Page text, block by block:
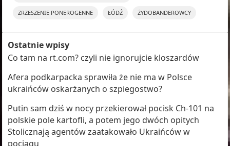
ZRZESZENIE PONEROGENNE ŁÓDŹ ŻYDOBANDEROWCY
Ostatnie wpisy
Co tam na rt.com? czyli nie ignorujcie kloszardów
Afera podkarpacka sprawiła że nie ma w Polsce
ukraińców oskarżanych o szpiegostwo?
Putin sam dziś w nocy przekierował pocisk Ch-101 na
polskie pole kartofli, a potem jego dwóch opitych
Stolicznają agentów zaatakowało Ukraińców w
pociagu